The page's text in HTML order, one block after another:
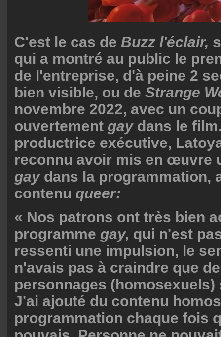
C'est le cas de Buzz l'éclair,
qui a montré au public le
de l'entreprise, d'à peine 2
bien visible, ou de Strange
novembre 2022, avec un
ouvertement gay dans le
productrice exécutive,
reconnu avoir mis en œuvre
gaydans la programmation,
contenu queer:
« Nos patrons ont très bien
programme gay, qui n'est
ressenti une impulsion, le
n'avais pas à craindre que
personnages
J'ai ajouté du contenu
programmation chaque fois